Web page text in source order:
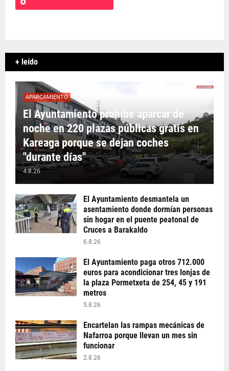
+ leído
APARCAMIENTO
El Ayuntamiento prohíbe aparcar de
noche en 220 plazas públicas gratis en
Kareaga porque se dejan coches
"durante días"
4.8.26
El Ayuntamiento desmantela un
asentamiento donde dormían personas
sin hogar en el puente peatonal de
Cruces a Barakaldo
6.8.26
El Ayuntamiento paga otros 712.000
euros para acondicionar tres lonjas de
la plaza Pormetxeta de 254, 45 y 191
metros
5.8.26
Encartelan las rampas mecánicas de
Nafarroa porque llevan un mes sin
funcionar
2.8.26